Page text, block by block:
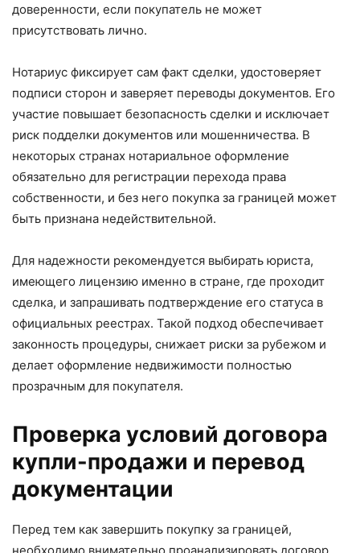
доверенности, если покупатель не может
присутствовать лично.
Нотариус фиксирует сам факт сделки, удостоверяет
подписи сторон и заверяет переводы документов. Его
участие повышает безопасность сделки и исключает
риск подделки документов или мошенничества. В
некоторых странах нотариальное оформление
обязательно для регистрации перехода права
собственности, и без него покупка за границей может
быть признана недействительной.
Для надежности рекомендуется выбирать юриста,
имеющего лицензию именно в стране, где проходит
сделка, и запрашивать подтверждение его статуса в
официальных реестрах. Такой подход обеспечивает
законность процедуры, снижает риски за рубежом и
делает оформление недвижимости полностью
прозрачным для покупателя.
Проверка условий договора
купли-продажи и перевод
документации
Перед тем как завершить покупку за границей,